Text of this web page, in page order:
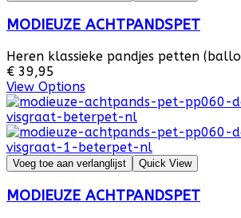
MODIEUZE ACHTPANDSPET
Heren klassieke pandjes petten
€ 39,95
View Options
Voeg toe aan verlanglijst Quick View
MODIEUZE ACHTPANDSPET